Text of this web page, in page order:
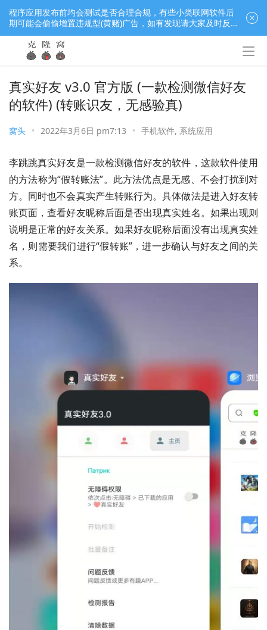
真实好友 v3.0 官方版 (一款检测微信好友
的软件) (转账识友，无感验真)
窝头 • 2022年3月6日 pm7:13 • 手机软件, 系统应用
李跳跳真实好友是一款检测微信好友的软件，这款软件使用
的方法称为“假转账法”。此方法优点是无感、不会打扰到对
方。同时也不会真实产生转账行为。具体做法是进入好友转
账页面，查看好友昵称后面是否出现真实姓名。如果出现则
说明是正常的好友关系。如果好友昵称后面没有出现真实姓
名，则需要我们进行“假转账”，进一步确认与好友之间的关
系。
程序应用发布前均会测试是否合理合规，有些小类联网软件后
期可能会偷偷增置违规型(黄赌)广告，如有发现请大家及时反
馈窝长进行处理，共同监督维护良好的程序应用下载社区！